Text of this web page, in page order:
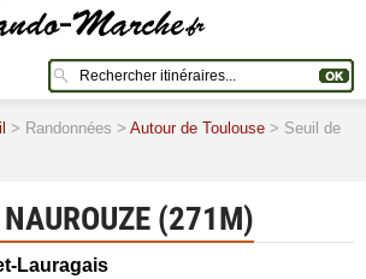
> Randonnées > Autour de Toulouse > Seuil de
NAUROUZE (271M)
Lauragais